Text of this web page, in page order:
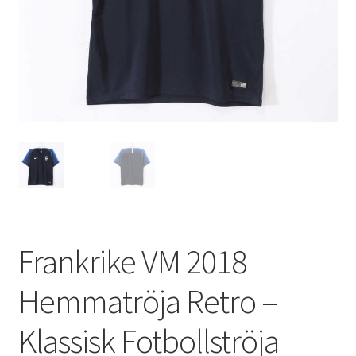
Frankrike VM 2018
Hemmatröja Retro –
Klassisk Fotbollströja